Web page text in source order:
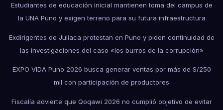
Estudiantes de educación inicial mantienen toma del campus de
la UNA Puno y exigen terreno para su futura infraestructura
Exdirigentes de Juliaca protestan en Puno y piden continuidad de
las investigaciones del caso «los burros de la corrupción»
EXPO VIDA Puno 2026 busca generar ventas por más de S/250
mil con participación de productores
Fiscalía advierte que Qoqawi 2026 no cumplió objetivo de evitar